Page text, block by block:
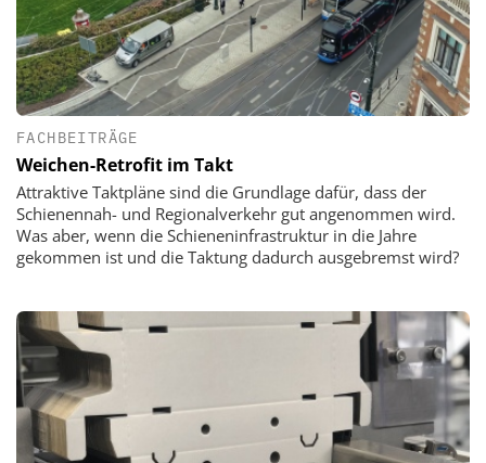
FACHBEITRÄGE
Weichen-Retrofit im Takt
Attraktive Taktpläne sind die Grundlage dafür, dass der
Schienennah- und Regionalverkehr gut angenommen wird.
Was aber, wenn die Schieneninfrastruktur in die Jahre
gekommen ist und die Taktung dadurch ausgebremst wird?